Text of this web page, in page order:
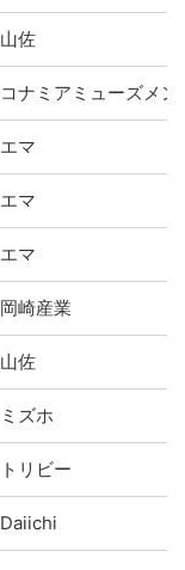
山佐
コナミアミューズメン
エマ
エマ
エマ
岡崎産業
山佐
ミズホ
トリビー
Daiichi